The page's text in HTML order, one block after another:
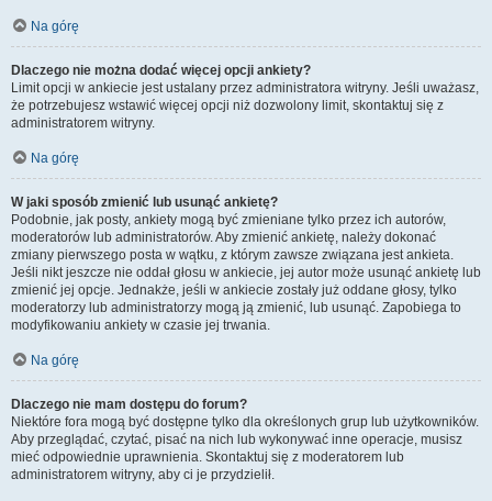
Na górę
Dlaczego nie można dodać więcej opcji ankiety?
Limit opcji w ankiecie jest ustalany przez administratora witryny. Jeśli uważasz,
że potrzebujesz wstawić więcej opcji niż dozwolony limit, skontaktuj się z
administratorem witryny.
Na górę
W jaki sposób zmienić lub usunąć ankietę?
Podobnie, jak posty, ankiety mogą być zmieniane tylko przez ich autorów,
moderatorów lub administratorów. Aby zmienić ankietę, należy dokonać
zmiany pierwszego posta w wątku, z którym zawsze związana jest ankieta.
Jeśli nikt jeszcze nie oddał głosu w ankiecie, jej autor może usunąć ankietę lub
zmienić jej opcje. Jednakże, jeśli w ankiecie zostały już oddane głosy, tylko
moderatorzy lub administratorzy mogą ją zmienić, lub usunąć. Zapobiega to
modyfikowaniu ankiety w czasie jej trwania.
Na górę
Dlaczego nie mam dostępu do forum?
Niektóre fora mogą być dostępne tylko dla określonych grup lub użytkowników.
Aby przeglądać, czytać, pisać na nich lub wykonywać inne operacje, musisz
mieć odpowiednie uprawnienia. Skontaktuj się z moderatorem lub
administratorem witryny, aby ci je przydzielił.